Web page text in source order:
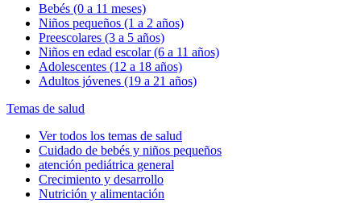
Bebés (0 a 11 meses)
Niños pequeños (1 a 2 años)
Preescolares (3 a 5 años)
Niños en edad escolar (6 a 11 años)
Adolescentes (12 a 18 años)
Adultos jóvenes (19 a 21 años)
Temas de salud
Ver todos los temas de salud
Cuidado de bebés y niños pequeños
atención pediátrica general
Crecimiento y desarrollo
Nutrición y alimentación